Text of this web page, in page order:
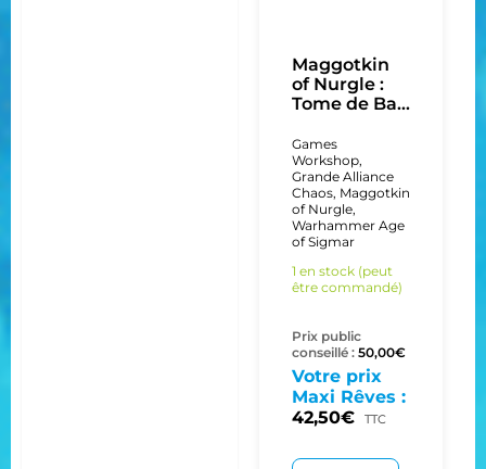
Maggotkin
of Nurgle :
Tome de Ba...
Games
Workshop,
Grande Alliance
Chaos, Maggotkin
of Nurgle,
Warhammer Age
of Sigmar
1 en stock (peut
être commandé)
Prix public
conseillé : 50,00€
Votre prix
Maxi Rêves :
42,50€ TTC